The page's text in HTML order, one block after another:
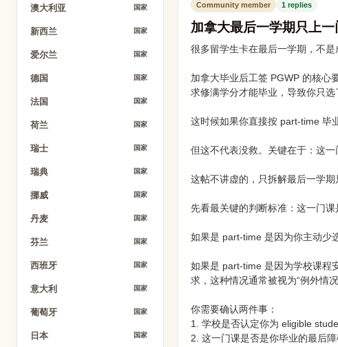
澳大利亚 国家
新西兰 国家
爱尔兰 国家
德国 国家
法国 国家
荷兰 国家
瑞士 国家
瑞典 国家
挪威 国家
丹麦 国家
芬兰 国家
西班牙 国家
意大利 国家
葡萄牙 国家
日本 国家
Community member 1 replies
加拿大最后一学期只上
很多留学生卡在最后一学期，不
加拿大毕业后工签 PGWP 的核心
求修满学分才能毕业，导致你只选
这时候如果你直接按 part-time 毕
但这不代表没救。关键在于：这
这帖不讲虚的，只拆解最后一学
先看最关键的判断标准：这一门课
如果是 part-time 是因为你主动少
如果是 part-time 是因为学校课程
求，这种情况通常被视为“例外情况
你需要确认两件事：
1. 学校是否认定你为 eligible
2. 这一门课是否是你毕业的最后障